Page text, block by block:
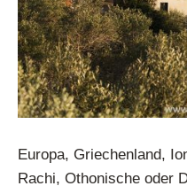
Europa, Griechenland,
Rachi, Othonische oder